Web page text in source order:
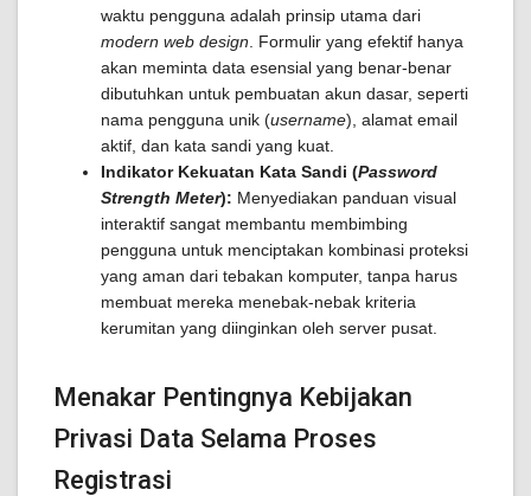
waktu pengguna adalah prinsip utama dari
modern web design . Formulir yang efektif hanya
akan meminta data esensial yang benar-benar
dibutuhkan untuk pembuatan akun dasar, seperti
nama pengguna unik (username), alamat email
aktif, dan kata sandi yang kuat.
Indikator Kekuatan Kata Sandi (Password
Strength Meter): Menyediakan panduan visual
interaktif sangat membantu membimbing
pengguna untuk menciptakan kombinasi proteksi
yang aman dari tebakan komputer, tanpa harus
membuat mereka menebak-nebak kriteria
kerumitan yang diinginkan oleh server pusat.
Menakar Pentingnya Kebijakan
Privasi Data Selama Proses
Registrasi